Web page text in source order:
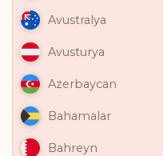
Avustralya
Avusturya
Azerbaycan
Bahamalar
Bahreyn